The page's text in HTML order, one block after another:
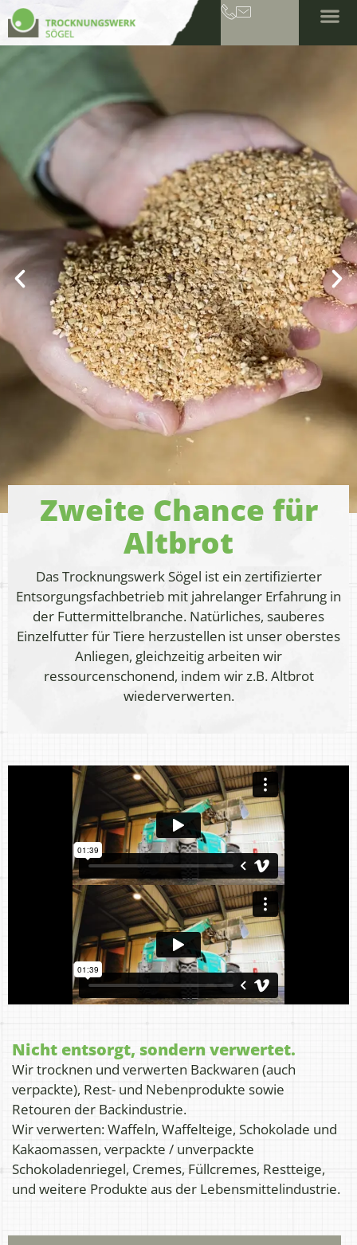
Zweite Chance für
Altbrot
Das Trocknungswerk Sögel ist ein zertifizierter
Entsorgungsfachbetrieb mit jahrelanger Erfahrung in
der Futtermittelbranche. Natürliches, sauberes
Einzelfutter für Tiere herzustellen ist unser oberstes
Anliegen, gleichzeitig arbeiten wir
ressourcenschonend, indem wir z.B. Altbrot
wiederverwerten.
Nicht entsorgt, sondern verwertet.
Wir trocknen und verwerten Backwaren (auch
verpackte), Rest- und Nebenprodukte sowie
Retouren der Backindustrie.
Wir verwerten: Waffeln, Waffelteige, Schokolade und
Kakaomassen, verpackte / unverpackte
Schokoladenriegel, Cremes, Füllcremes, Restteige,
und weitere Produkte aus der Lebensmittelindustrie.